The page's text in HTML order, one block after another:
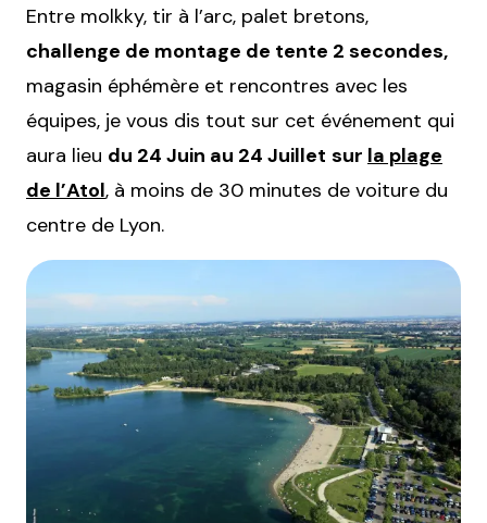
Entre molkky, tir à l’arc, palet bretons,
challenge de montage de tente 2 secondes,
magasin éphémère et rencontres avec les
équipes, je vous dis tout sur cet événement qui
aura lieu du 24 Juin au 24 Juillet sur la plage
de l’Atol, à moins de 30 minutes de voiture du
centre de Lyon.